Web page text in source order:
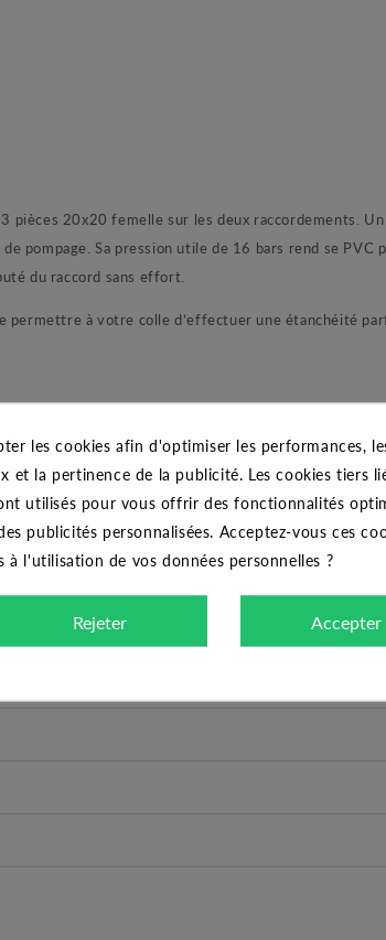
pièces 20x20 femelle sur les deux raccordements.
pompage. Sa pression utile de 16 bars rend se
du raccord sans effort.
à votre colle d’effectuer une étanchéité
GÉNÉRALES
les cookies afin d'optimiser les performances,
et la pertinence de la publicité. Les cookies tiers
utilisés pour vous offrir des fonctionnalités
publicités personnalisées. Acceptez-vous ces
à l'utilisation de vos données personnelles ?
Rejeter Accepter